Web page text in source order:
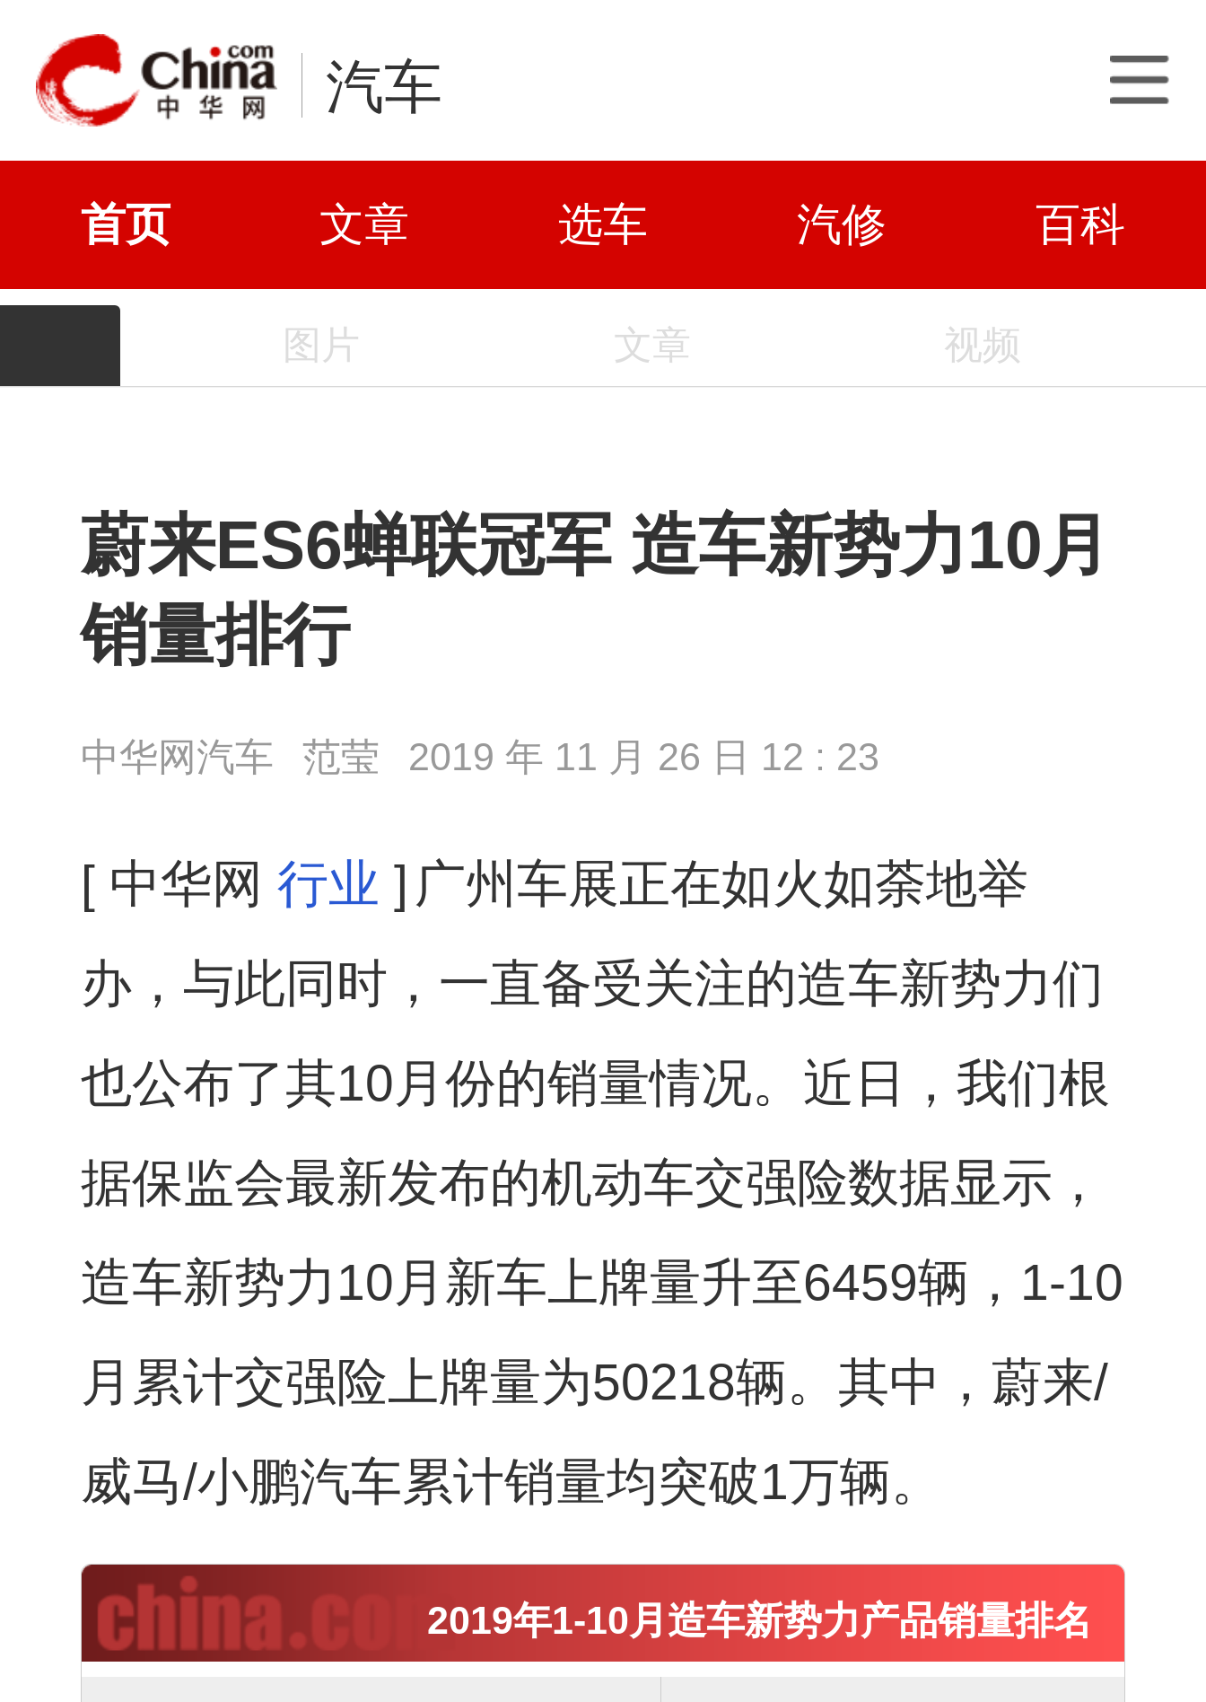
汽车
首页 文章 选车 汽修 百科
图片 文章 视频
蔚来ES6蝉联冠军 造车新势力10月
销量排行
中华网汽车 范莹 2019 年 11 月 26 日 12 : 23
[ 中华网 行业 ] 广州车展正在如火如荼地举
办，与此同时，一直备受关注的造车新势力们
也公布了其10月份的销量情况。近日，我们根
据保监会最新发布的机动车交强险数据显示，
造车新势力10月新车上牌量升至6459辆，1-10
月累计交强险上牌量为50218辆。其中，蔚来/
威马/小鹏汽车累计销量均突破1万辆。
2019年1-10月造车新势力产品销量排名